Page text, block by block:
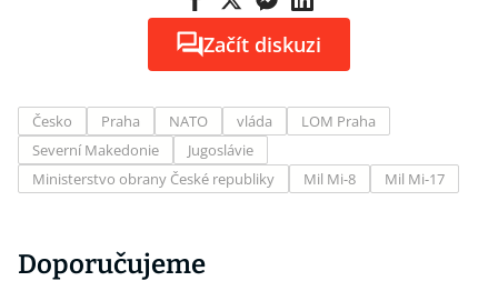
Začít diskuzi
Česko Praha NATO vláda
LOM Praha
Severní Makedonie
Jugoslávie
Ministerstvo obrany České republiky
Mil Mi-8 Mil Mi-17
Doporučujeme